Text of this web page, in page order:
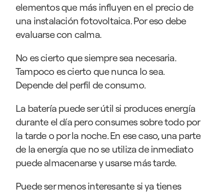
elementos que más influyen en el precio de
una instalación fotovoltaica. Por eso debe
evaluarse con calma.
No es cierto que siempre sea necesaria.
Tampoco es cierto que nunca lo sea.
Depende del perfil de consumo.
La batería puede ser útil si produces energía
durante el día pero consumes sobre todo por
la tarde o por la noche. En ese caso, una parte
de la energía que no se utiliza de inmediato
puede almacenarse y usarse más tarde.
Puede ser menos interesante si ya tienes